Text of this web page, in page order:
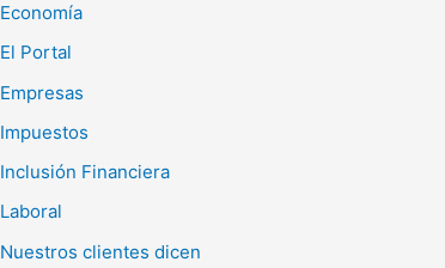
Economía
El Portal
Empresas
Impuestos
Inclusión Financiera
Laboral
Nuestros clientes dicen